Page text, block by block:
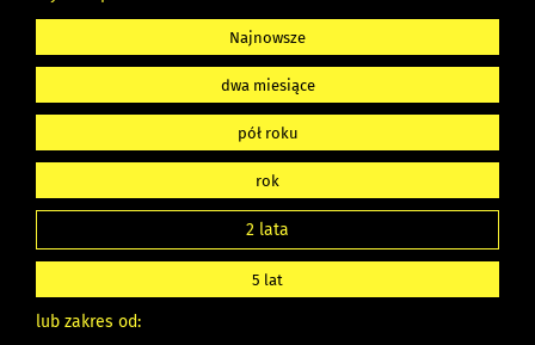
Najnowsze
dwa miesiące
pół roku
rok
2 lata
5 lat
lub zakres od: